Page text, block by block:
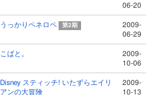
06-20
うっかりペネロペ 第2期
2009-
06-29
こばと。
2009-
10-06
Disney スティッチ! いたずらエイリ
アンの大冒険
2009-
10-13